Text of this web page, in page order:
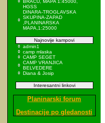
BRAČU, MAPA 1:45000,
HGSS
DINARA-TROGLAVSKA
SKUPINA-ZAPAD
,PLANINARSKA
MAPA,1:25000
Najnovije kampovi
admin1
camp mlaska
CAMP SEGET
CAMP VRANJICA
BELVEDERE
Diana & Josip
Interesantni linkovi
Planinarski forum
Destinacije po gledanosti